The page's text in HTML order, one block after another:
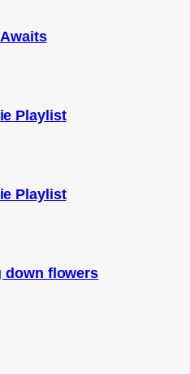
Playlist
Playlist
down flowers